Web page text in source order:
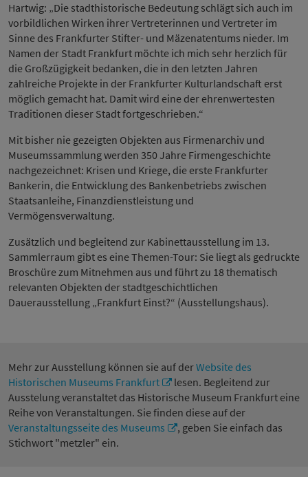
Hartwig: „Die stadthistorische Bedeutung schlägt sich auch im
vorbildlichen Wirken ihrer Vertreterinnen und Vertreter im
Sinne des Frankfurter Stifter- und Mäzenatentums nieder. Im
Namen der Stadt Frankfurt möchte ich mich sehr herzlich für
die Großzügigkeit bedanken, die in den letzten Jahren
zahlreiche Projekte in der Frankfurter Kulturlandschaft erst
möglich gemacht hat. Damit wird eine der ehrenwertesten
Traditionen dieser Stadt fortgeschrieben.“
Mit bisher nie gezeigten Objekten aus Firmenarchiv und
Museumssammlung werden 350 Jahre Firmengeschichte
nachgezeichnet: Krisen und Kriege, die erste Frankfurter
Bankerin, die Entwicklung des Bankenbetriebs zwischen
Staatsanleihe, Finanzdienstleistung und
Vermögensverwaltung.
Zusätzlich und begleitend zur Kabinettausstellung im 13.
Sammlerraum gibt es eine Themen-Tour: Sie liegt als gedruckte
Broschüre zum Mitnehmen aus und führt zu 18 thematisch
relevanten Objekten der stadtgeschichtlichen
Dauerausstellung „Frankfurt Einst?“ (Ausstellungshaus).
Mehr zur Ausstellung können sie auf derWebsite des
Historischen Museums Frankfurt
lesen. Begleitend zur
Ausstelung veranstaltet das Historische Museum Frankfurt eine
Reihe von Veranstaltungen. Sie finden diese auf der
Veranstaltungsseite des Museums
, geben Sie einfach das
Stichwort "metzler" ein.